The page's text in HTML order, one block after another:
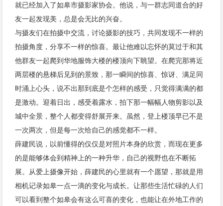
就已经加入了如皋市摄影家协会。他说，与一群志同道合的好
友一起发现美，总是会无比的兴奋。
与摄友们在拍摄中交流，讨论摄影的技巧，共同发现不一样的
拍摄角度，分享不一样的惊喜。最让他难以忘怀的莫过于和其
他群友一起爬到华地服饰大楼的楼顶向下眺望。在爬完那将近
两层楼的悬梯后见到的景致，那一瞬间的惊喜、惊讶、满足同
时涌上心头，说不出那到底是个怎样的感受，只觉得满满的都
是激动。迎着日出，感受着露水，拍下那一幅幅人物剪影以及
城中全景，整个人都变得舒展开来。虽然，登上楼顶早已不是
一次两次，但是每一次给自己的感觉都不一样。
薛建民说，以前懂得的仅仅是对照片本身的欣赏，而现在更多
的是能够体会到精神上的一种升华，自己的视野也在不断拓
展。从爱上摄像开始，薛建民的心里就有一个愿望，那就是用
相机记录如皋一点一滴的变化与成长。让那些生活忙碌的人们
可以看到整个如皋会有这么可喜的变化，也能让在外地工作的